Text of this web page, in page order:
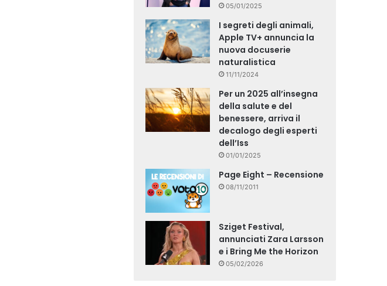
05/01/2025
I segreti degli animali,
Apple TV+ annuncia la
nuova docuserie
naturalistica
11/11/2024
Per un 2025 all’insegna
della salute e del
benessere, arriva il
decalogo degli esperti
dell’Iss
01/01/2025
Page Eight – Recensione
08/11/2011
Sziget Festival,
annunciati Zara Larsson
e i Bring Me the Horizon
05/02/2026